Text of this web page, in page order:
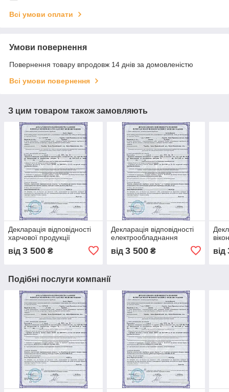
Всі умови оплати
Умови повернення
Повернення товару впродовж 14 днів за домовленістю
Всі умови повернення
З цим товаром також замовляють
Декларація відповідності
харчової продукції
від 3 500 ₴
Декларація відповідності
електрообладнання
від 3 500₴ від
Подібні послуги компанії